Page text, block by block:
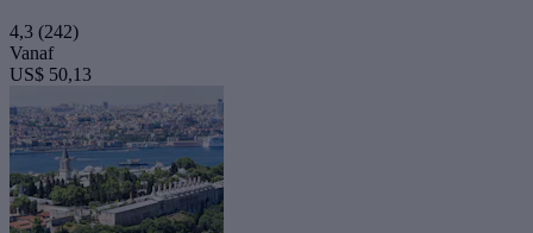
4,3 (242)
Vanaf
US$ 50,13